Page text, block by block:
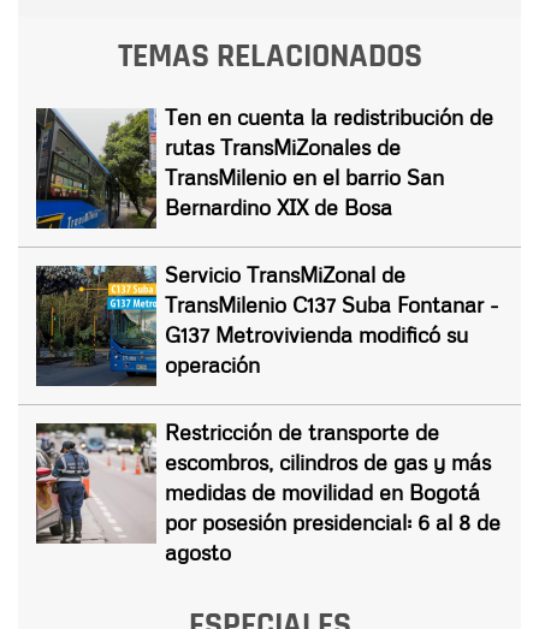
TEMAS RELACIONADOS
Ten en cuenta la redistribución de
rutas TransMiZonales de
TransMilenio en el barrio San
Bernardino XIX de Bosa
Servicio TransMiZonal de
TransMilenio C137 Suba Fontanar -
G137 Metrovivienda modificó su
operación
Restricción de transporte de
escombros, cilindros de gas y más
medidas de movilidad en Bogotá
por posesión presidencial: 6 al 8 de
agosto